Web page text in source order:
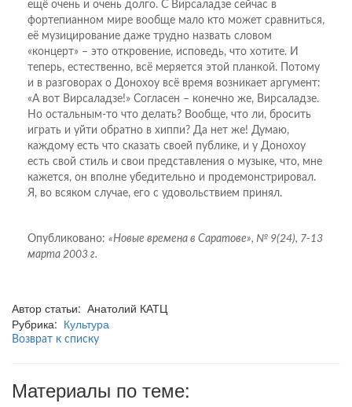
ещё очень и очень долго. С Вирсаладзе сейчас в
фортепианном мире вообще мало кто может сравниться,
её музицирование даже трудно назвать словом
«концерт» – это откровение, исповедь, что хотите. И
теперь, естественно, всё меряется этой планкой. Потому
и в разговорах о Донохоу всё время возникает аргумент:
«А вот Вирсаладзе!» Согласен – конечно же, Вирсаладзе.
Но остальным-то что делать? Вообще, что ли, бросить
играть и уйти обратно в хиппи? Да нет же! Думаю,
каждому есть что сказать своей публике, и у Донохоу
есть свой стиль и свои представления о музыке, что, мне
кажется, он вполне убедительно и продемонстрировал.
Я, во всяком случае, его с удовольствием принял.
Опубликовано: «Новые времена в Саратове», № 9(24), 7-13
марта 2003 г.
Автор статьи: Анатолий КАТЦ
Рубрика: Культура
Возврат к списку
Материалы по теме: